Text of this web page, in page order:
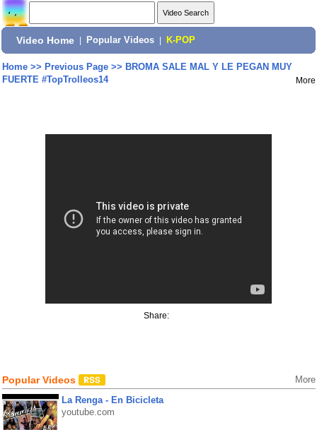
Video Home Popular Videos K-POP
Home>> Previous Page>> BROMA SALE MAL Y LE PEGAN MUY
FUERTE #TopTrolleos14
More
Share:
Popular Videos More
La Renga - En Bicicleta
youtube.com